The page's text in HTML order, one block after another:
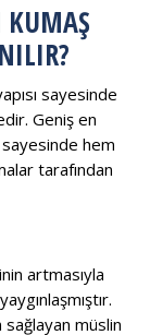
sayesinde
Geniş en
sayesinde hem
tarafından
artmasıyla
sağlayan müslin